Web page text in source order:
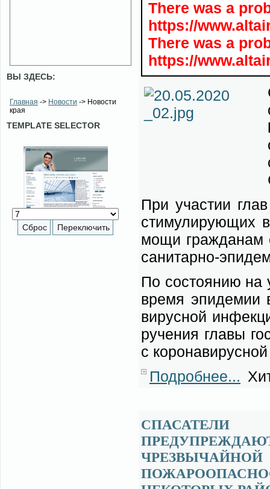
ВЫ ЗДЕСЬ:
Главная -> Новости -> Новости
края
TEMPLATE SELECTOR
There was a
https://
There was a
https://
При уча­стии
сти­му­ли­ру­ю­щих
мо­щи
са­ни­тар­но-
По со­сто­я­нию на
вре­мя эпи­де­мии
ви­рус­ной
ру­че­ния гла­вы
с
Подробнее...
СПАСАТЕЛИ
ЧРЕЗВЫЧАЙНОЙ